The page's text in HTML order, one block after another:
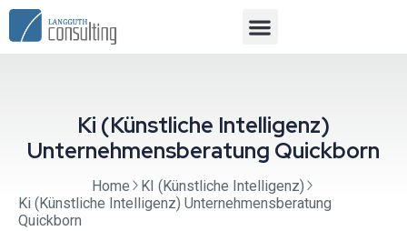
Ki (Künstliche Intelligenz)
Unternehmensberatung Quickborn
Home
KI (Künstliche Intelligenz)
Ki (Künstliche Intelligenz) Unternehmensberatung
Quickborn